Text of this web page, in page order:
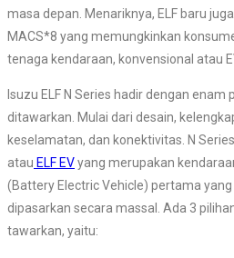
masa depan. Menariknya, ELF baru
MACS*8 yang memungkinkan
tenaga kendaraan, konvensional atau
Isuzu ELF N Series hadir dengan enam
ditawarkan. Mulai dari desain,
keselamatan, dan konektivitas. N
atau ELF EVyang merupakan
(Battery Electric Vehicle) pertama
dipasarkan secara massal. Ada 3
tawarkan, yaitu: